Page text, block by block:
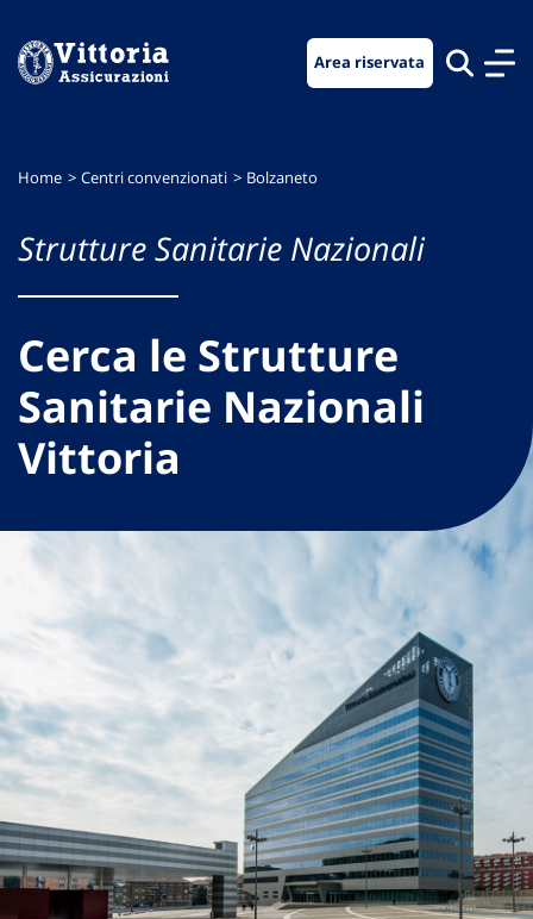
menu
contenuto
footer
Area riservata
Home Centri convenzionati Bolzaneto
Strutture Sanitarie Nazionali
Cerca le Strutture
Sanitarie Nazionali
Vittoria